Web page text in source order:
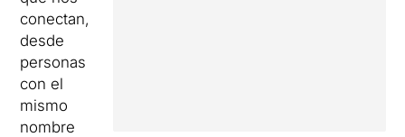
conectan,
desde
personas
con el
mismo
nombre